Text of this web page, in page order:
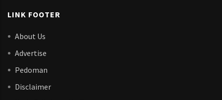
LINK FOOTER
About Us
Advertise
Pedoman
Disclaimer